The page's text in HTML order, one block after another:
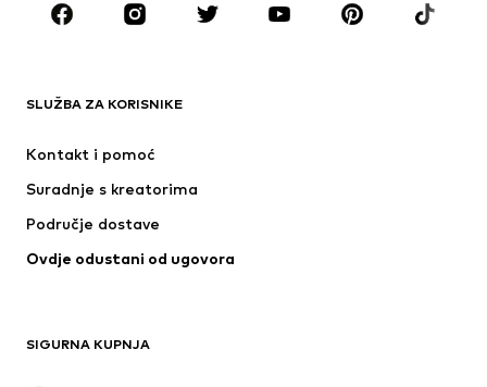
MODNE MARKE
ADIDAS SPORTSWEAR
Jordan
SLUŽBA ZA KORISNIKE
Kontakt i pomoć
Suradnje s kreatorima
Područje dostave
Ovdje odustani od ugovora
SIGURNA KUPNJA